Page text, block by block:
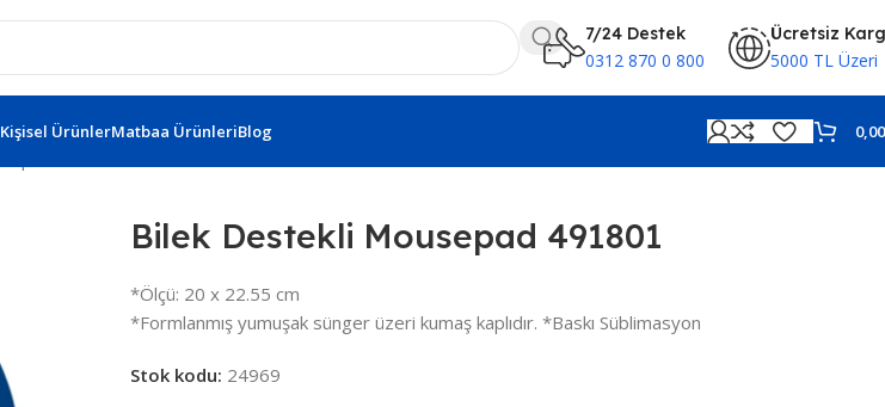
7/24 Destek
0312 870 0 800
Ücretsiz
5000 TL Üzeri
Kişisel ÜrünlerMatbaa ÜrünleriBlog
Bilek Destekli Mousepad 491801
*Ölçü: 20 x 22.55 cm
*Formlanmış yumuşak sünger üzeri kumaş kaplıdır. *Baskı Süblimasyon
Stok kodu: 24969